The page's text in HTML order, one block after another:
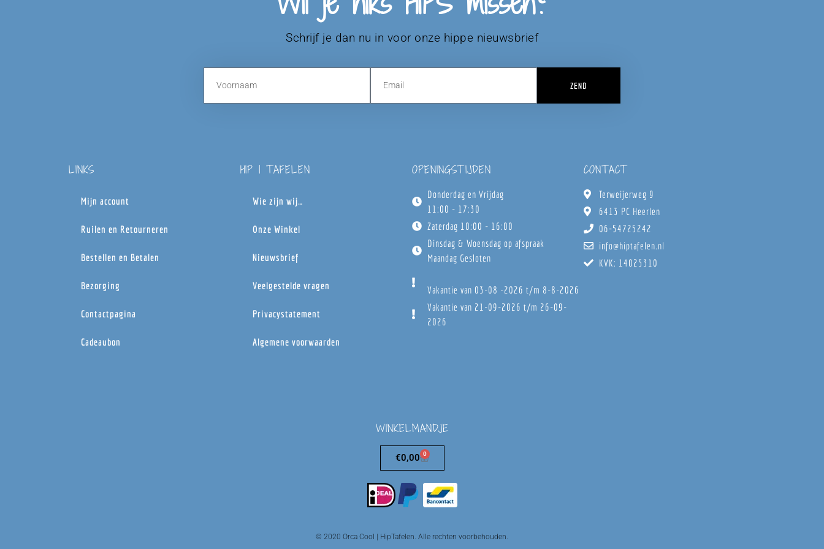
Schrijf je dan nu in voor onze hippe nieuwsbrief
ZEND
LINKS
Mijn account
Ruilen en Retourneren
Bestellen en Betalen
Bezorging
Contactpagina
Cadeaubon
HIP | TAFELEN
Wie zijn wij…
Onze Winkel
Nieuwsbrief
Veelgestelde vragen
Privacystatement
Algemene voorwaarden
OPENINGSTIJDEN
Donderdag en Vrijdag
11:00 - 17:30
Zaterdag 10:00 - 16:00
Dinsdag & Woensdag op afspraak
Maandag Gesloten
Vakantie van 03-08 -2026 t/m 8-8-2026
Vakantie van 21-09-2026 t/m 26-09-
2026
CONTACT
Terweijerweg 9
6413 PC Heerlen
06-54725242
info@hiptafelen.nl
KVK: 14025310
WINKELMANDJE
€0,00 0
© 2020 Orca Cool | HipTafelen. Alle rechten voorbehouden.